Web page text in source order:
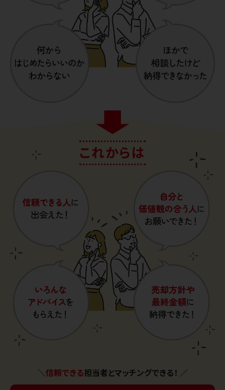
これからは
＼信頼できる担当者とマッチングできる！ ／